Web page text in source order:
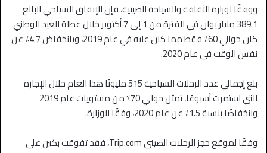
ووفقًا لوزارة الثقافة والسياحة الصينية، فإن الإنفاق السياحي البالغ
389.1 مليار يوان في الفترة من 1 إلى 7 أكتوبر خلال عطلة العيد الوطني
كان حوالي 60٪ فقط مما كان عليه في عام 2019، وبانخفاض 4.7٪ عن
نفس الوقت في عام 2020.
بلغ إجمالي عدد الرحلات السياحية 515 مليونًا هذا العام خلال الإجازة
التي استمرت أسبوعًا، تمثل حوالي 70٪ من مستويات عام 2019
وانخفاضًا بنسبة 1.5٪ عن عام 2020، وفقًا للوزارة.
وفقًا لموقع حجز الرحلات الصيني Trip.com، فقد تفوقت بكين على